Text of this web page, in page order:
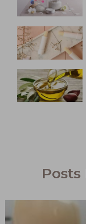
Posts